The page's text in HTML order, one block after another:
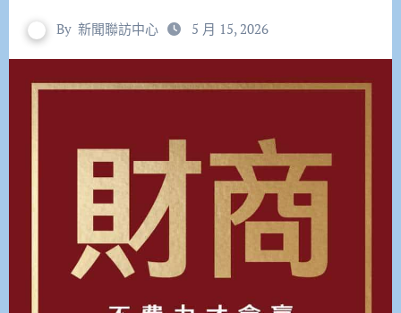
By 新聞聯訪中心 5 月 15, 2026